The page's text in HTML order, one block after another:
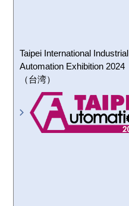
Taipei International Industrial
Automation Exhibition 2024
（台湾）